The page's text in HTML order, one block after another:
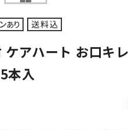
ケアハート お口キ
本入